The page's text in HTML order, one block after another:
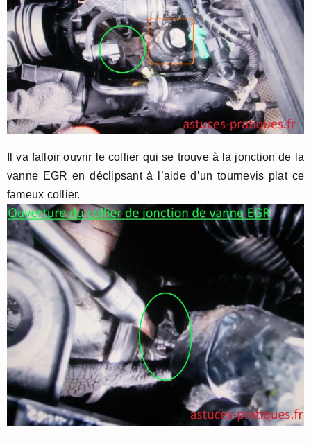
Il va falloir ouvrir le collier qui se trouve à la jonction de la
vanne EGR en déclipsant à l’aide d’un tournevis plat ce
fameux collier.